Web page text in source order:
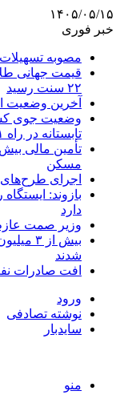
۱۴۰۵/۰۵/۱۵
خبر فوری
مصوبه
۲۲ سنت رسید
آخرین وضعیت
تابستانه در راه ۱۱ استان
مسکن
اجرای
دارد
وزیر صمت
بیش از
شدند
افت صادرات نفت
ورود
نوشته تصادفی
سایدبار
منو